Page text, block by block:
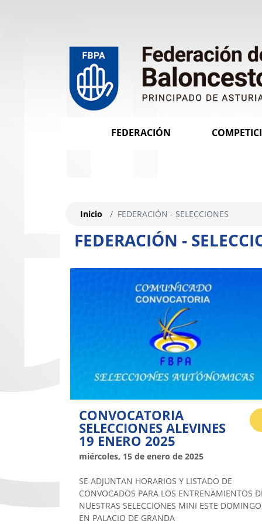
FEDERACIÓN
FEDERACIÓN -
Inicio FEDERACIÓN - SELECCIONES
CONVOCATORIA
SELECCIONES ALEVINES
19 ENERO 2025
miércoles, 15 de enero de 2025
SE ADJUNTAN HORARIOS Y LISTADO DE
CONVOCADOS PARA LOS ENTRENAMIENTOS
NUESTRAS SELECCIONES MINI ESTE DOMINGO
EN PALACIO DE GRANDA